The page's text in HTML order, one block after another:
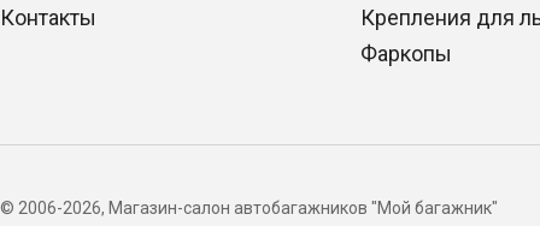
Контакты
Крепления для
Фаркопы
© 2006-2026, Магазин-салон автобагажников "Мой багажник"